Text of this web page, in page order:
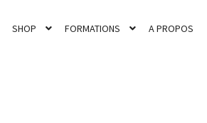
SHOP FORMATIONS A PROPOS